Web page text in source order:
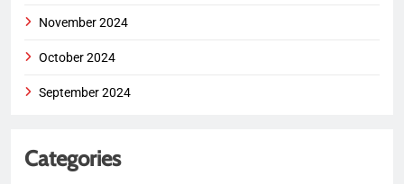
November 2024
October 2024
September 2024
Categories